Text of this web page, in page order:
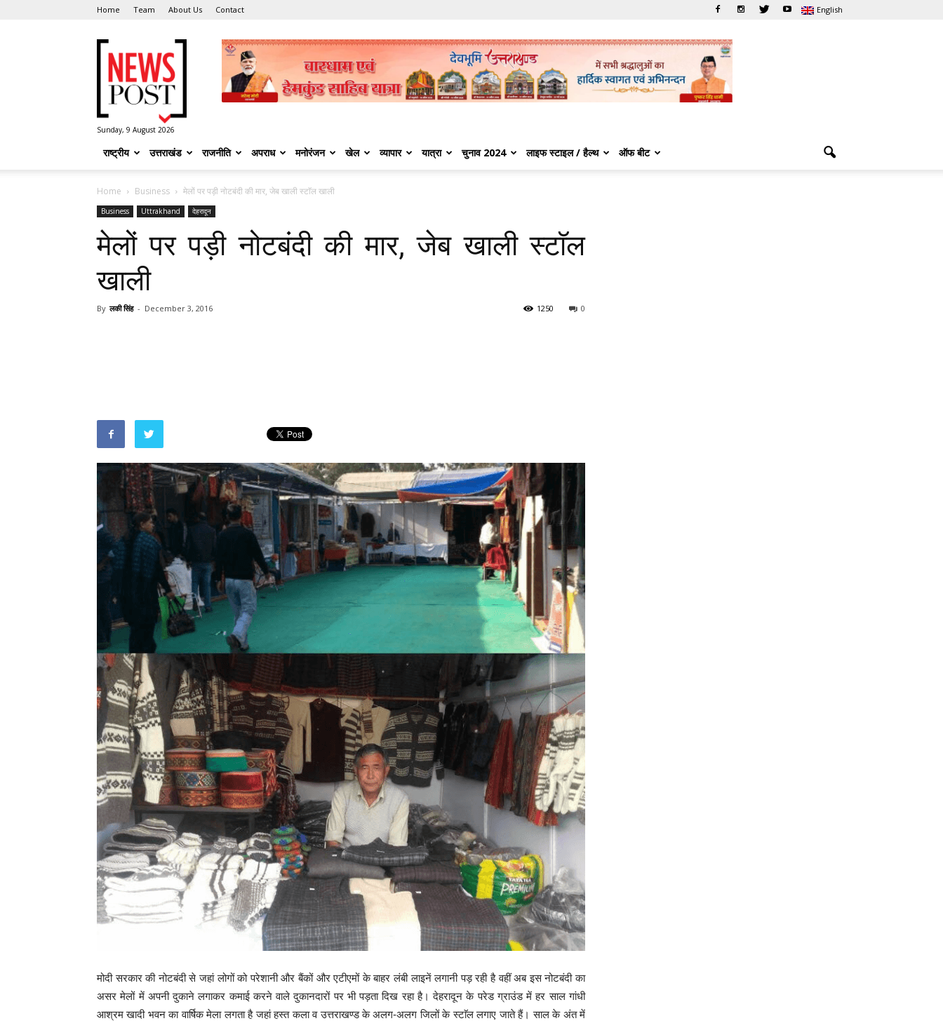
Home Team About Us Contact English
Post
Sunday, 9 August 2026
राष्ट्रीय उत्तराखंड राजनीति अपराध मनोरंजन खेल व्यापार यात्रा चुनाव 2024 लाइफ स्टाइल / हैल्थ ऑफ बीट
Home Business मेलों पर पड़ी नोटबंदी की मार, जेब खाली स्टाॅल खाली
Business Uttrakhand देहरादून
मेलों पर पड़ी नोटबंदी की मार, जेब खाली स्टाॅल
खाली
By लकी सिंह - December 3, 2016 0
1250
मोदी सरकार की नोटबंदी से जहां लोगों को परेशानी और बैंकों और एटीएमों के बाहर लंबी लाइनें लगानी पड़ रही है वहीं अब इस नोटबंदी का
असर मेलों में अपनी दुकाने लगाकर कमाई करने वाले दुकानदारों पर भी पड़ता दिख रहा है।देहरादून के परेड ग्राउंड में हर साल गांधी
आश्रम खादी भवन का वार्षिक मेला लगता है जहां हस्त कला व उत्तराखण्ड के अलग-अलग जिलों के स्टाॅल लगाए जाते हैं। साल के अंत में